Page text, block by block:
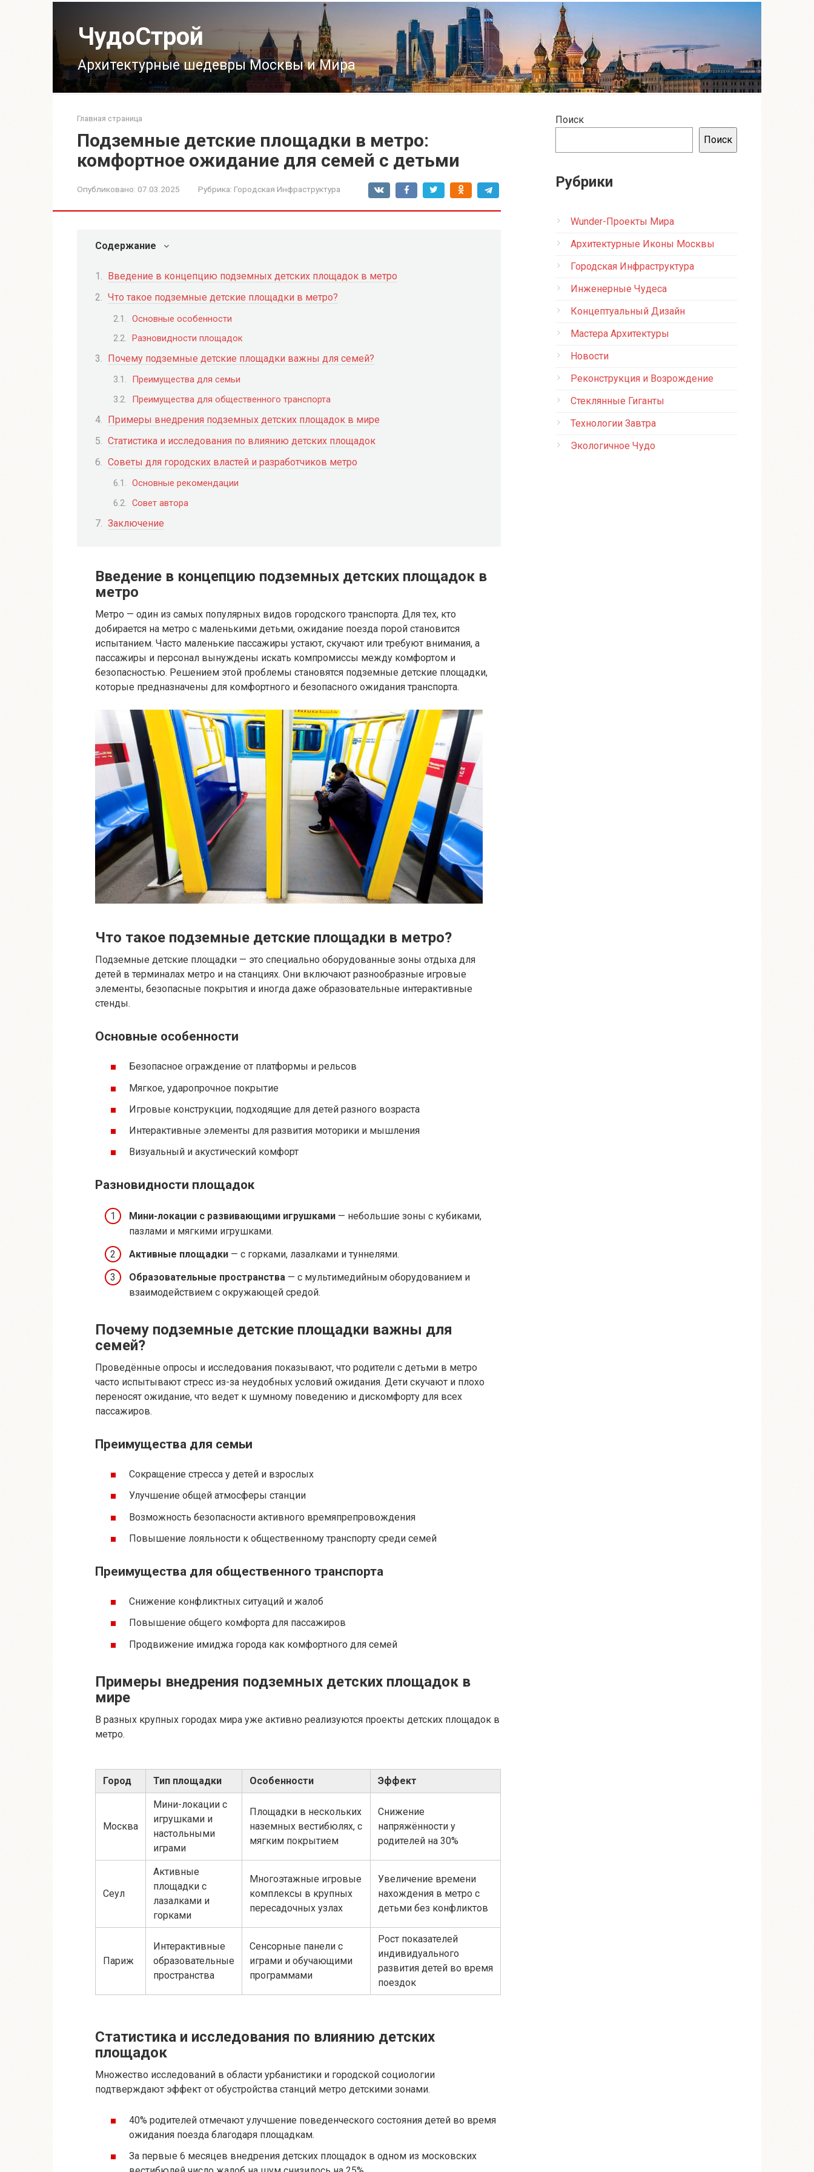
ЧудоСтрой
Архитектурные шедевры Москвы и Мира
Главная страница
Подземные детские площадки в метро:
комфортное ожидание для семей с детьми
Опубликовано: 07.03.2025 Рубрика: Городская Инфраструктура
Содержание
Введение в концепцию подземных детских площадок в метро
Что такое подземные детские площадки в метро?
Основные особенности
Разновидности площадок
Почему подземные детские площадки важны для семей?
Преимущества для семьи
Преимущества для общественного транспорта
Примеры внедрения подземных детских площадок в мире
Статистика и исследования по влиянию детских площадок
Советы для городских властей и разработчиков метро
Основные рекомендации
Совет автора
Заключение
Введение в концепцию подземных детских площадок в
метро
Метро — один из самых популярных видов городского транспорта. Для тех, кто
добирается на метро с маленькими детьми, ожидание поезда порой становится
испытанием. Часто маленькие пассажиры устают, скучают или требуют внимания, а
пассажиры и персонал вынуждены искать компромиссы между комфортом и
безопасностью. Решением этой проблемы становятся подземные детские площадки,
которые предназначены для комфортного и безопасного ожидания транспорта.
Что такое подземные детские площадки в метро?
Подземные детские площадки — это специально оборудованные зоны отдыха для
детей в терминалах метро и на станциях. Они включают разнообразные игровые
элементы, безопасные покрытия и иногда даже образовательные интерактивные
стенды.
Основные особенности
Безопасное ограждение от платформы и рельсов
Мягкое, ударопрочное покрытие
Игровые конструкции, подходящие для детей разного возраста
Интерактивные элементы для развития моторики и мышления
Визуальный и акустический комфорт
Разновидности площадок
Мини-локации с развивающими игрушками — небольшие зоны с кубиками,
пазлами и мягкими игрушками.
Активные площадки — с горками, лазалками и туннелями.
Образовательные пространства — с мультимедийным оборудованием и
взаимодействием с окружающей средой.
Почему подземные детские площадки важны для
семей?
Проведённые опросы и исследования показывают, что родители с детьми в метро
часто испытывают стресс из-за неудобных условий ожидания. Дети скучают и плохо
переносят ожидание, что ведет к шумному поведению и дискомфорту для всех
пассажиров.
Преимущества для семьи
Сокращение стресса у детей и взрослых
Улучшение общей атмосферы станции
Возможность безопасности активного времяпрепровождения
Повышение лояльности к общественному транспорту среди семей
Преимущества для общественного транспорта
Снижение конфликтных ситуаций и жалоб
Повышение общего комфорта для пассажиров
Продвижение имиджа города как комфортного для семей
Примеры внедрения подземных детских площадок в
мире
В разных крупных городах мира уже активно реализуются проекты детских площадок в
метро.
Город Тип площадки Особенности Эффект
Москва
Мини-локации с
игрушками и
настольными
играми
Площадки в нескольких
наземных вестибюлях, с
мягким покрытием
Снижение
напряжённости у
родителей на 30%
Сеул
Активные
площадки с
лазалками и
горками
Многоэтажные игровые
комплексы в крупных
пересадочных узлах
Увеличение времени
нахождения в метро с
детьми без конфликтов
Париж
Интерактивные
образовательные
пространства
Сенсорные панели с
играми и обучающими
программами
Рост показателей
индивидуального
развития детей во время
поездок
Статистика и исследования по влиянию детских
площадок
Множество исследований в области урбанистики и городской социологии
подтверждают эффект от обустройства станций метро детскими зонами.
40% родителей отмечают улучшение поведенческого состояния детей во время
ожидания поезда благодаря площадкам.
За первые 6 месяцев внедрения детских площадок в одном из московских
Поиск
Поиск
Рубрики
Wunder-Проекты Мира
Архитектурные Иконы Москвы
Городская Инфраструктура
Инженерные Чудеса
Концептуальный Дизайн
Мастера Архитектуры
Новости
Реконструкция и Возрождение
Стеклянные Гиганты
Технологии Завтра
Экологичное Чудо